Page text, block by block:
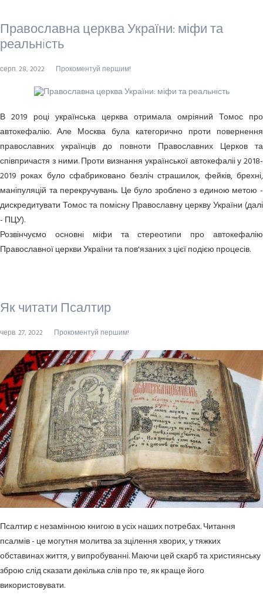
Православна церква України: міфи та
реальнiсть
серп. 28, 2022 Прокоментуй першим!
В 2019 році українська церква отримала омріяний Томос про
автокефалію. Але Москва була категорично проти повернення
православних українців до повноти Православних Церков та
співпричастя з ними. Проти визнання української автокефаліі у 2018-
2019 роках було сфабриковано безліч страшилок, фейків, брехні,
маніпуляцій та перекручувань. Це було зроблено з единою метою -
дискредитувати Томос та помісну Православну церкву України (далі
- ПЦУ).
Розвінчуємо основнi мiфи та стереотипи про автокефалію
Православної церкви України та пов'язаних з цієї подією процесів.
Як читати Псалтир
черв. 27, 2022 Прокоментуй першим!
Псалтир є незамінною книгою в усіх наших потребах. Читання
псалмів - це могутня молитва за зцілення хворих, у тяжких
обставинах життя, у випробуванні. Маючи цей скарб та християнську
зброю слід сказати декілька слів про те, як краще його
використовувати.